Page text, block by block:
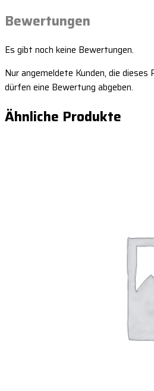
Bewertungen
Es gibt noch keine Bewertungen.
Nur angemeldete Kunden, die
dürfen eine Bewertung abgeben.
Ähnliche Produkte